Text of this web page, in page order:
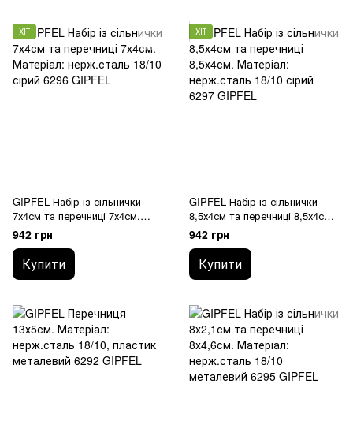
ХІТ
GIPFEL Набір із сільнички
7х4см та перечниці 7х4см.
Матеріал: нерж.сталь 18/10
6296 GIPFEL
942 грн
Купити
ХІТ
GIPFEL Набір із сільнички
8,5х4см та перечниці 8,5х4см.
Матеріал: нерж.сталь 18/10
6297 GIPFEL
942 грн
Купити